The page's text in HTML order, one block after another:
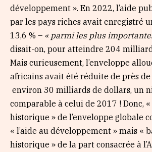
développement ». En 2022, l’aide
par les pays riches avait enregistré
13,6 % – « parmi les plus
disait-on, pour atteindre 204
Mais curieusement, l’enveloppe
africains avait été réduite de près de
environ 30 milliards de dollars, un
comparable à celui de 2017 ! Donc, «
historique » de l’enveloppe globale
« l’aide au développement » mais «
historique » de la part consacrée à